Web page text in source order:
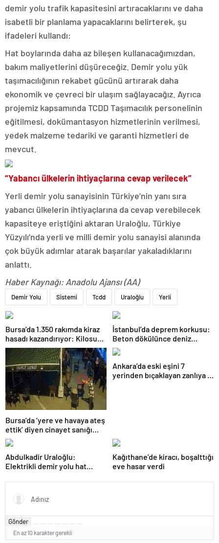
demir yolu trafik kapasitesini artıracaklarını ve daha
isabetli bir planlama yapacaklarını belirterek, şu
ifadeleri kullandı:
Hat boylarında daha az bileşen kullanacağımızdan,
bakım maliyetlerini düşüreceğiz. Demir yolu yük
taşımacılığının rekabet gücünü artırarak daha
ekonomik ve çevreci bir ulaşım sağlayacağız. Ayrıca
projemiz kapsamında TCDD Taşımacılık personelinin
eğitilmesi, dokümantasyon hizmetlerinin verilmesi,
yedek malzeme tedariki ve garanti hizmetleri de
mevcut.
“Yabancı ülkelerin ihtiyaçlarına cevap verilecek”
Yerli demir yolu sanayisinin Türkiye’nin yanı sıra
yabancı ülkelerin ihtiyaçlarına da cevap verebilecek
kapasiteye eriştiğini aktaran Uraloğlu, Türkiye
Yüzyılı’nda yerli ve milli demir yolu sanayisi alanında
çok büyük adımlar atarak başarılar yakaladıklarını
anlattı.
Haber Kaynağı: Anadolu Ajansı (AA)
Demir Yolu Sistemi Tcdd Uraloğlu Yerli
Bursa’da 1.350 rakımda kiraz
hasadı kazandırıyor: Kilosu
80 lira
İstanbul’da deprem korkusu:
Beton dökülünce deniz
kabukları ortaya çıktı
Bursa’da ‘yere ve havaya ateş
ettik’ diyen cinayet sanığı
kardeşlere indirimsiz
müebbet hapis
Ankara’da eski eşini 7
yerinden bıçaklayan zanlıya 9
Abdulkadir Uraloğlu:
Elektrikli demir yolu hat
kilometreye yükselttik
Kağıthane’de kiracı, boşalttığı
eve hasar verdi
Gönder
En az 10 karakter gerekli